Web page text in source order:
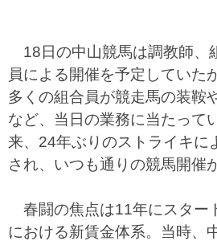
18日の中山競馬は調教師、
員による開催を予定していた
多くの組合員が競走馬の装鞍
など、当日の業務に当たって
来、24年ぶりのストライキに
され、いつも通りの競馬開催
春闘の焦点は11年にスター
における新賃金体系。当時、